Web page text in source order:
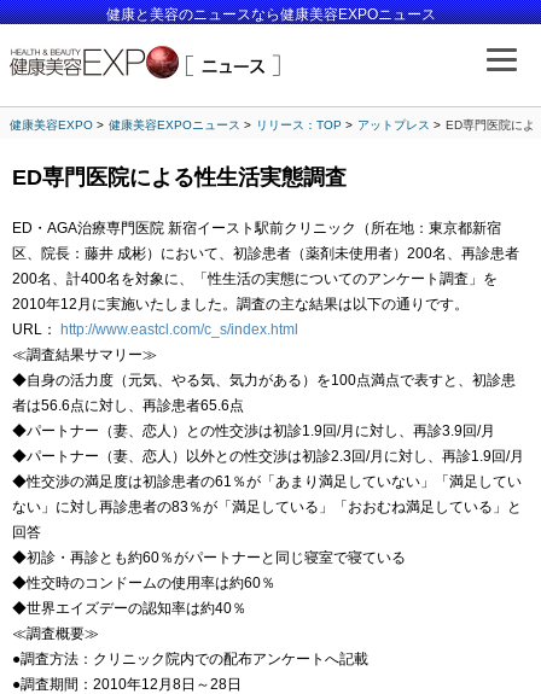
健康と美容のニュースなら健康美容EXPOニュース
健康美容EXPO 健康美容EXPOニュース リリース：TOP アットプレス ED専門医院によ
ED専門医院による性生活実態調査
ED・AGA治療専門医院 新宿イースト駅前クリニック（所在地：東京都新宿
区、院長：藤井 成彬）において、初診患者（薬剤未使用者）200名、再診患者
200名、計400名を対象に、「性生活の実態についてのアンケート調査」を
2010年12月に実施いたしました。調査の主な結果は以下の通りです。
URL：
http://www.eastcl.com/c_s/index.html
≪調査結果サマリー≫
◆自身の活力度（元気、やる気、気力がある）を100点満点で表すと、初診患
者は56.6点に対し、再診患者65.6点
◆パートナー（妻、恋人）との性交渉は初診1.9回/月に対し、再診3.9回/月
◆パートナー（妻、恋人）以外との性交渉は初診2.3回/月に対し、再診1.9回/月
◆性交渉の満足度は初診患者の61％が「あまり満足していない」「満足してい
ない」に対し再診患者の83％が「満足している」「おおむね満足している」と
回答
◆初診・再診とも約60％がパートナーと同じ寝室で寝ている
◆性交時のコンドームの使用率は約60％
◆世界エイズデーの認知率は約40％
≪調査概要≫
●調査方法：クリニック院内での配布アンケートへ記載
●調査期間：2010年12月8日～28日